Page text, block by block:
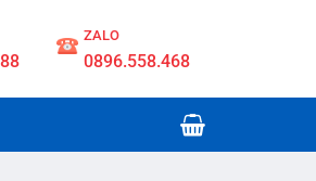
ZALO
0896.558.468